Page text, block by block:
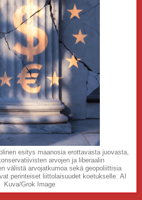
esitys maanosia erottavasta juovasta,
arvojen ja liberaalin
välistä arvojatkumoa sekä geopoliittisia
perinteiset liittolaisuudet koetukselle. AI
Kuva/Grok Image